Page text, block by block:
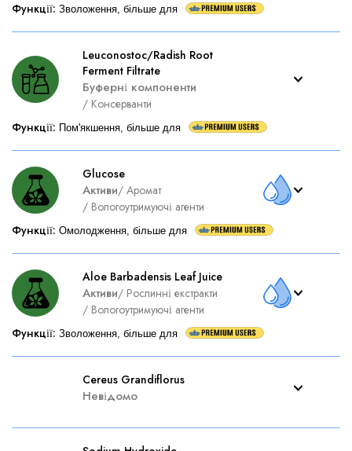
Функції: Зволоження, більше для
Leuconostoc/Radish Root
Ferment Filtrate
Буферні компоненти
/ Консерванти
Функції: Пом'якшення, більше для
Glucose
Активи/ Аромат
/ Вологоутримуючі агенти
Функції: Омолодження, більше для
Aloe Barbadensis Leaf Juice
Активи/ Рослинні екстракти
/ Вологоутримуючі агенти
Функції: Зволоження, більше для
Cereus Grandiflorus
Невідомо